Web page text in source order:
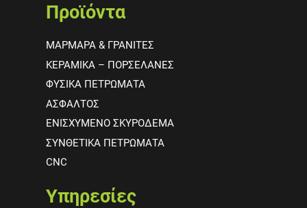
Προϊόντα
ΜΑΡΜΑΡΑ & ΓΡΑΝΙΤΕΣ
ΚΕΡΑΜΙΚΑ – ΠΟΡΣΕΛΑΝΕΣ
ΦΥΣΙΚΑ ΠΕΤΡΩΜΑΤΑ
ΑΣΦΑΛΤΟΣ
ΕΝΙΣΧΥΜΕΝΟ ΣΚΥΡΟΔΕΜΑ
ΣΥΝΘΕΤΙΚΑ ΠΕΤΡΩΜΑΤΑ
CNC
Υπηρεσίες